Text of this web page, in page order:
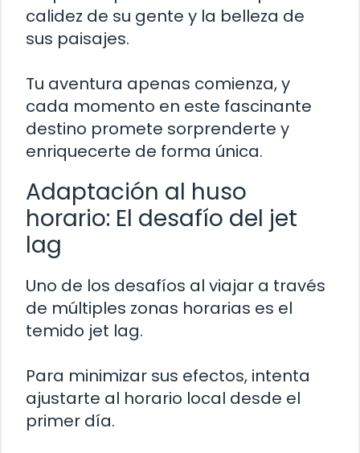
calidez de su gente y la belleza de
sus paisajes.
Tu aventura apenas comienza, y
cada momento en este fascinante
destino promete sorprenderte y
enriquecerte de forma única.
Adaptación al huso
horario: El desafío del jet
lag
Uno de los desafíos al viajar a través
de múltiples zonas horarias es el
temido jet lag.
Para minimizar sus efectos, intenta
ajustarte al horario local desde el
primer día.